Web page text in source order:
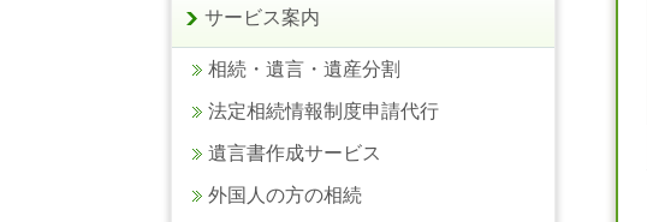
サービス案内
相続・遺言・遺産分割
法定相続情報制度申請代行
遺言書作成サービス
外国人の方の相続